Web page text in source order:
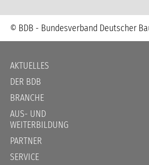
© BDB - Bundesverband Deutscher
Navigation
überspringen
AKTUELLES
DER BDB
BRANCHE
AUS- UND
WEITERBILDUNG
PARTNER
SERVICE